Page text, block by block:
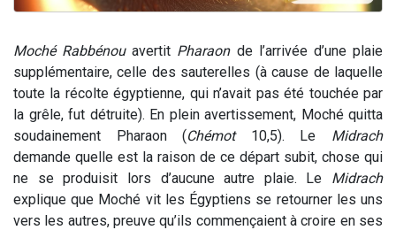
Moché Rabbénouavertit Pharaonde l’arrivée d’une plaie
supplémentaire, celle des sauterelles (à cause de laquelle
toute la récolte égyptienne, qui n’avait pas été touchée par
la grêle, fut détruite). En plein avertissement, Moché quitta
soudainement Pharaon (Chémot10,5). Le Midrach
demande quelle est la raison de ce départ subit, chose qui
ne se produisit lors d’aucune autre plaie. Le Midrach
explique que Moché vit les Égyptiens se retourner les uns
vers les autres, preuve qu’ils commençaient à croire en ses